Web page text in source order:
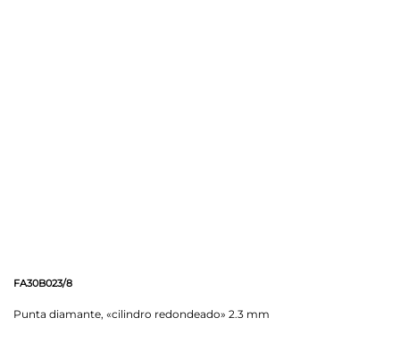
FA30B023/8
Punta diamante, «cilindro redondeado» 2.3 mm